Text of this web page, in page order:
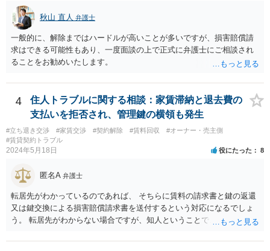
秋山 直人 弁護士
一般的に、解除まではハードルが高いことが多いですが、損害賠償請
求はできる可能性もあり、一度面談の上で正式に弁護士にご相談され
ることをお勧めいたします。
4
住人トラブルに関する相談：家賃滞納と退去費の
支払いを拒否され、管理鍵の横領も発生
#立ち退き交渉 #家賃交渉 #契約解除 #賃料回収
#オーナー・売主側
#賃貸契約トラブル
2024年5月18日 役にたった 8
匿名A 弁護士
転居先がわかっているのであれば、 そちらに賃料の請求書と鍵の返還
又は鍵交換による損害賠償請求書を送付するという対応になるでしょ
う。 転居先がわからない場合ですが、知人ということで、連絡がつく
で、適切な対応が望めない場合は、債権回収を弁護士に依頼すること